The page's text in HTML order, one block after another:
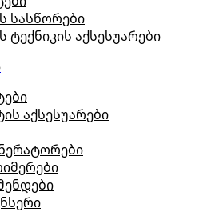
სასწორები
აქსესუარები
აქსესუარები